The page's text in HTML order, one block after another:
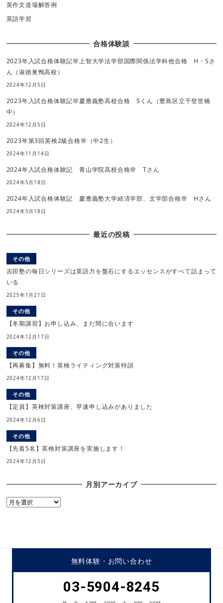
英作文道場解答例
英語学習
合格体験談
2023年入試合格体験記🌸上智大学法学部国際関係法学科他合格 H・Sさ
ん（淑徳巣鴨高校）
2024年12月5日
2023年入試合格体験記🌸慶應義塾高校合格 Sくん（豊島区立千登世橋
中）
2024年12月5日
2023年第3回英検2級合格🌸（中2生）
2024年11月14日
2024年入試合格体験記 青山学院高校合格🌸 Tさん
2024年5月18日
2024年入試合格体験記 慶應義塾大学経済学部、文学部合格🌸 Hさん
2024年5月18日
最近の投稿
その他
吉田塾の毎日シリーズは英語力を盤石にするエッセンスがすべて詰まって
いる
2025年1月21日
その他
【冬期講習】お申し込み、まだ間に合います
2024年12月17日
その他
【再募集】無料！英検ライティング対策特訓
2024年12月17日
その他
【定員】英検対策講座、早速申し込みがありました
2024年12月6日
その他
【先着5名】英検対策講座を実施します！
2024年12月5日
月別アーカイブ
月
無料体験・ お問い合わせ
03-5904-8245